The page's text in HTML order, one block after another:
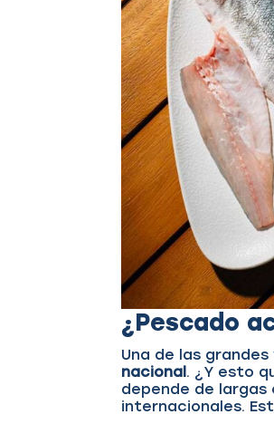
¿Pescado
Una de las
nacional . ¿Y esto
depende de
internacionales.